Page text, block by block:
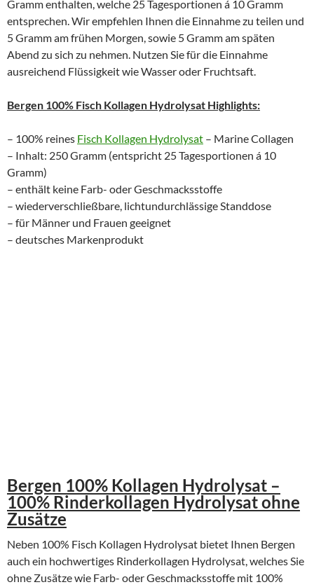
Gramm enthalten, welche 25 Tagesportionen á 10 Gramm
entsprechen. Wir empfehlen Ihnen die Einnahme zu teilen und
5 Gramm am frühen Morgen, sowie 5 Gramm am späten
Abend zu sich zu nehmen. Nutzen Sie für die Einnahme
ausreichend Flüssigkeit wie Wasser oder Fruchtsaft.
Bergen 100% Fisch Kollagen Hydrolysat Highlights:
– 100% reines Fisch Kollagen Hydrolysat – Marine Collagen
– Inhalt: 250 Gramm (entspricht 25 Tagesportionen á 10
Gramm)
– enthält keine Farb- oder Geschmacksstoffe
– wiederverschließbare, lichtundurchlässige Standdose
– für Männer und Frauen geeignet
– deutsches Markenprodukt
Bergen 100% Kollagen Hydrolysat –
100% Rinderkollagen Hydrolysat ohne
Zusätze
Neben 100% Fisch Kollagen Hydrolysat bietet Ihnen Bergen
auch ein hochwertiges Rinderkollagen Hydrolysat, welches Sie
ohne Zusätze wie Farb- oder Geschmacksstoffe mit 100%